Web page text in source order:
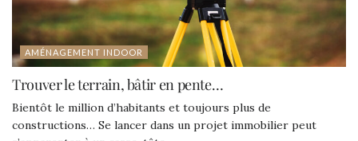
AMÉNAGEMENT INDOOR
Trouver le terrain, bâtir en pente…
Bientôt le million d’habitants et toujours plus de
constructions… Se lancer dans un projet immobilier peut